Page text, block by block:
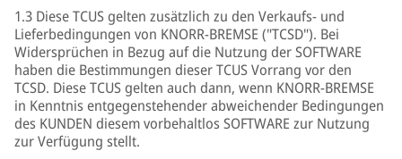
1.3 Diese TCUS gelten zusätzlich zu den Verkaufs- und
Lieferbedingungen von KNORR-BREMSE ("TCSD"). Bei
Widersprüchen in Bezug auf die Nutzung der SOFTWARE
haben die Bestimmungen dieser TCUS Vorrang vor den
TCSD. Diese TCUS gelten auch dann, wenn KNORR-BREMSE
in Kenntnis entgegenstehender abweichender Bedingungen
des KUNDEN diesem vorbehaltlos SOFTWARE zur Nutzung
zur Verfügung stellt.